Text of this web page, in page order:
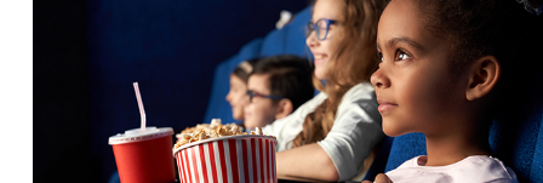
13 RUE TOULOUSE LAUTREC
BORDEAUX
ITINÉRAIRE PLUS